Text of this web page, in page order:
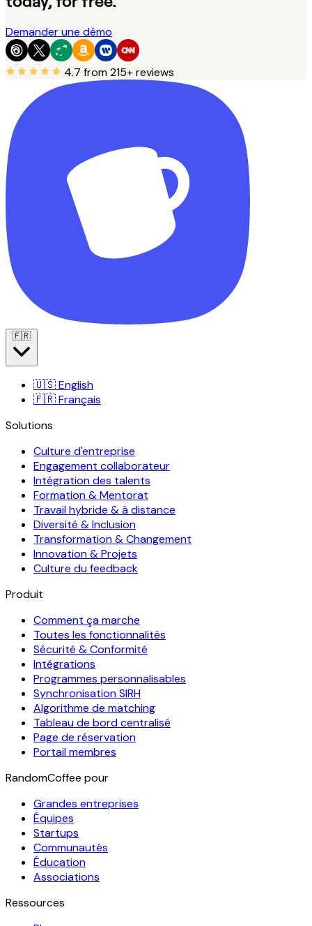
Demander une démo
4.7 from 215+ reviews
🇫🇷
🇺🇸English
🇫🇷Français
Solutions
Culture d'entreprise
Engagement collaborateur
Intégration des talents
Formation & Mentorat
Travail hybride & à distance
Diversité & Inclusion
Transformation & Changement
Innovation & Projets
Culture du feedback
Produit
Comment ça marche
Toutes les fonctionnalités
Sécurité & Conformité
Intégrations
Programmes personnalisables
Synchronisation SIRH
Algorithme de matching
Tableau de bord centralisé
Page de réservation
Portail membres
RandomCoffee pour
Grandes entreprises
Équipes
Startups
Communautés
Éducation
Associations
Ressources